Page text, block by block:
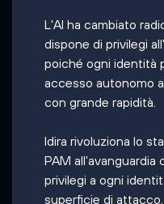
L'AI ha cambiato
dispone di privilegi
poiché ogni identità
accesso autonomo
con grande rapidità.
Idira rivoluziona lo
PAM
privilegi a ogni
superficie di attacco.